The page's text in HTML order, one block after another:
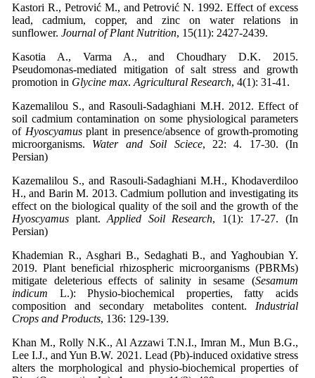
Kastori R., Petrović M., and Petrović N. 1992. Effect of excess
lead, cadmium, copper, and zinc on water relations in
sunflower. Journal of Plant Nutrition
Kasotia A., Varma A., and Choudhary D.K. 2015.
Pseudomonas-mediated mitigation of salt stress and growth
promotion in Glycine max. Agricultural Research
Kazemalilou S., and Rasouli-Sadaghiani M.H. 2012. Effect of
soil cadmium contamination on some physiological parameters
of Hyoscyamusplant in presence/absence of growth-promoting
microorganisms. Water and Soil Sciece, 22: 4. 17-30. (In
Persian)
Kazemalilou S., and Rasouli-Sadaghiani M.H., Khodaverdiloo
H., and Barin M. 2013. Cadmium pollution and investigating its
effect on the biological quality of the soil and the growth of the
Hyoscyamus plant.Applied Soil Research, 1(1): 17-27. (In
Persian)
Khademian R., Asghari B., Sedaghati B., and Yaghoubian Y.
2019. Plant beneficial rhizospheric microorganisms (PBRMs)
mitigate deleterious effects of salinity in sesame (Sesamum
indicum L.): Physio-biochemical properties, fatty acids
composition and secondary metabolites content. Industrial
Crops and Products
Khan M., Rolly N.K., Al Azzawi T.N.I., Imran M., Mun B.G.,
Lee I.J., and Yun B.W. 2021. Lead (Pb)-induced oxidative stress
alters the morphological and physio-biochemical properties of